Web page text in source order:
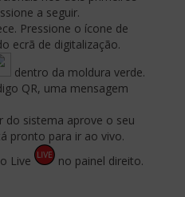
a seguir.
Pressione o ícone de
ecrã de digitalização.
dentro da moldura verde.
QR, uma mensagem
do sistema aprove o seu
pronto para ir ao vivo.
Live no painel direito.